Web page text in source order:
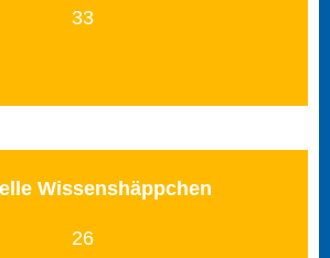
33
Wissenshäppchen
26